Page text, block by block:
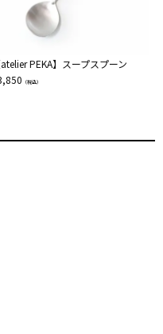
atelier PEKA】スープスプーン
（税込）